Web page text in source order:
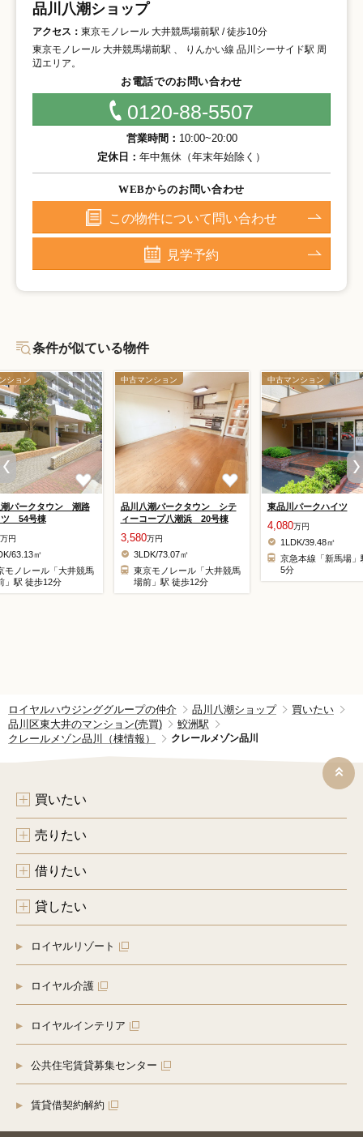
品川八潮ショップ
アクセス： 東京モノレール 大井競馬場前駅 / 徒歩10分
東京モノレール 大井競馬場前駅 、 りんかい線 品川シーサイド駅 周
辺エリア。
お電話でのお問い合わせ
0120-88-5507
営業時間： 10:00~20:00
定休日： 年中無休（年末年始除く）
WEBからのお問い合わせ
この物件について問い合わせ
見学予約
条件が似ている物件
ション
潮パークタウン 潮路
ツ 54号棟
万円
63.13㎡
モノレール「大井競馬
」駅 徒歩12分
中古マンション
品川八潮パークタウン シテ
ィーコープ八潮浜 20号棟
3,580万円
3LDK/73.07㎡
東京モノレール「大井競馬
場前」駅 徒歩12分
中古マンション
東品川パークハイツ
4,080万円
1LDK/39.48㎡
京急本線「新馬場」
5分
ロイヤルハウジンググループの仲介 品川八潮ショップ
買いたい
品川区東大井のマンション(売買)
鮫洲駅
クレールメゾン品川（棟情報）
クレールメゾン品川
買いたい
売りたい
借りたい
貸したい
ロイヤルリゾート
ロイヤル介護
ロイヤルインテリア
公共住宅賃貸募集センター
賃貸借契約解約